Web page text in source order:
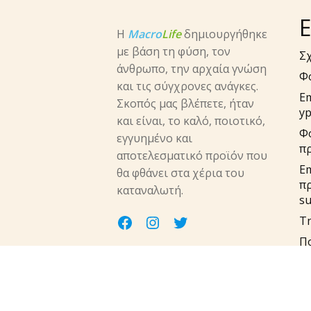
Η MacroLifeδημιουργήθηκε
με βάση τη φύση, τον
άνθρωπο, την αρχαία γνώση
και τις σύγχρονες ανάγκες.
Σκοπός μας βλέπετε, ήταν
και είναι, το καλό, ποιοτικό,
εγγυημένο και
αποτελεσματικό προϊόν που
θα φθάνει στα χέρια του
καταναλωτή.
facebook instagram twitter